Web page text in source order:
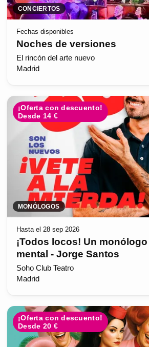
CONCIERTOS
Fechas disponibles
Noches de versiones
El rincón del arte nuevo
Madrid
¡Oferta con descuento!
Desde 14 €
MONÓLOGOS
Hasta el 28 sep 2026
¡Todos locos! Un
mental - Jorge Santos
Soho Club Teatro
Madrid
¡Oferta con descuento!
Desde 20 €